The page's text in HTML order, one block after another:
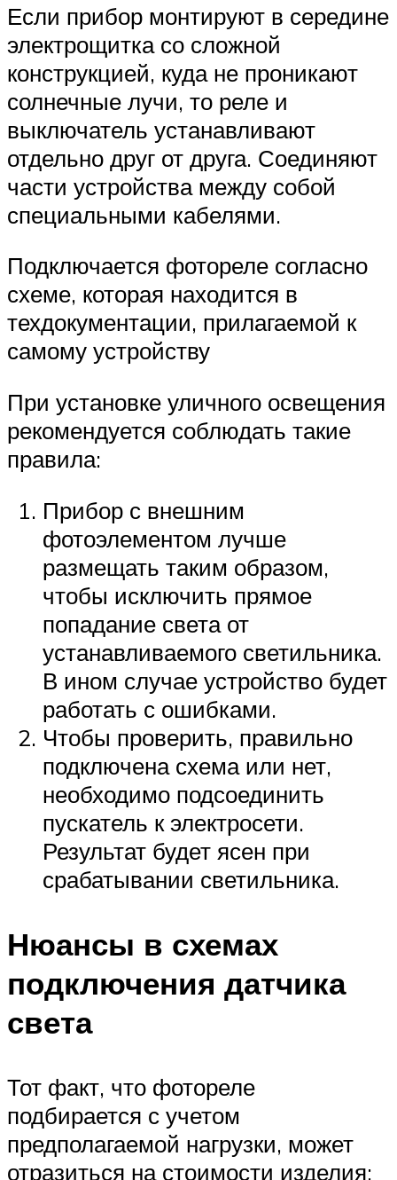
Если прибор монтируют в середине
электрощитка со сложной
конструкцией, куда не проникают
солнечные лучи, то реле и
выключатель устанавливают
отдельно друг от друга. Соединяют
части устройства между собой
специальными кабелями.
Подключается фотореле согласно
схеме, которая находится в
техдокументации, прилагаемой к
самому устройству
При установке уличного освещения
рекомендуется соблюдать такие
правила:
Прибор с внешним
фотоэлементом лучше
размещать таким образом,
чтобы исключить прямое
попадание света от
устанавливаемого светильника.
В ином случае устройство будет
работать с ошибками.
Чтобы проверить, правильно
подключена схема или нет,
необходимо подсоединить
пускатель к электросети.
Результат будет ясен при
срабатывании светильника.
Нюансы в схемах
подключения датчика
света
Тот факт, что фотореле
подбирается с учетом
предполагаемой нагрузки, может
отразиться на стоимости изделия: